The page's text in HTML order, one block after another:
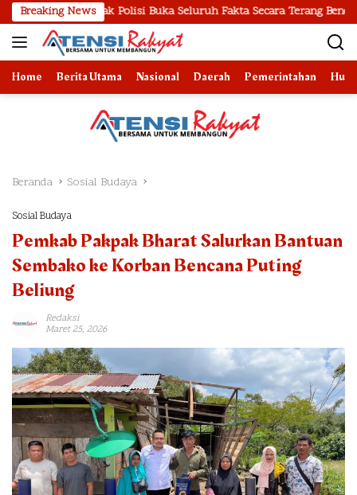
Langsung
ke
konten
Breaking News
Polisi Buka Seluruh Fakta Secara Terang Benderang
Home Berita Utama Nasional Daerah Pemerintahan
Beranda Sosial Budaya
Sosial Budaya
Pemkab Pakpak Bharat Salurkan Bantuan
Sembako ke Korban Bencana Puting
Beliung
Redaksi
Maret 25, 2026